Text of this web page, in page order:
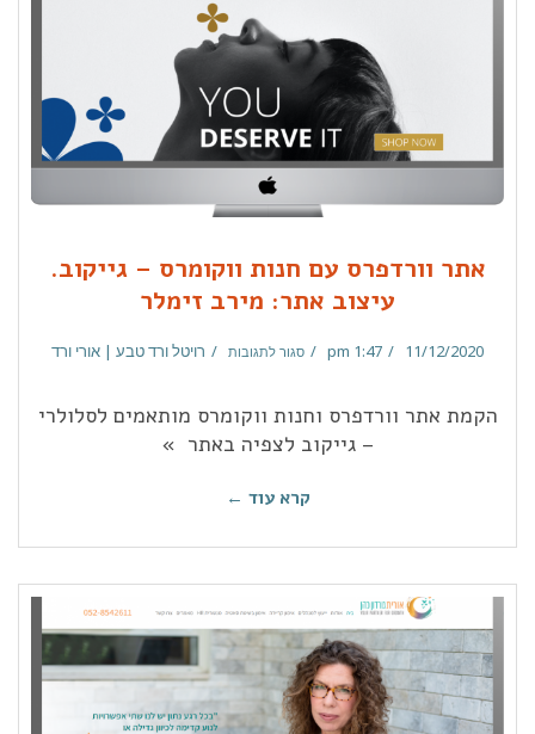
אתר וורדפרס עם חנות ווקומרס – גייקוב.
עיצוב אתר: מירב זימלר
11/12/2020
1:47 pm סגור לתגובות רויטל ורד טבע | אורי ורד
הקמת אתר וורדפרס וחנות ווקומרס מותאמים לסלולרי
– גייקוב לצפיה באתר »
קרא עוד ←